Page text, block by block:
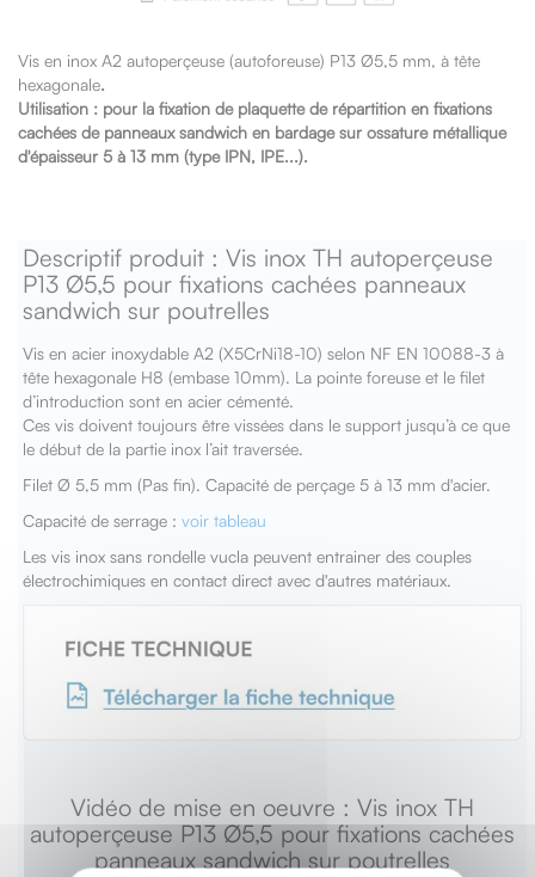
Vis en inox A2 autoperçeuse (autoforeuse) P13 Ø5,5 mm, à tête
hexagonale.
Utilisation : pour la fixation de plaquette de répartition en fixations
cachées de panneaux sandwich en bardage sur ossature métallique
d'épaisseur 5 à 13 mm (type IPN, IPE...).
Descriptif produit : Vis inox TH autoperçeuse
P13 Ø5,5 pour fixations cachées panneaux
sandwich sur poutrelles
Vis en acier inoxydable A2 (X5CrNi18-10) selon NF EN 10088-3 à
tête hexagonale H8 (embase 10mm). La pointe foreuse et le filet
d’introduction sont en acier cémenté.
Ces vis doivent toujours être vissées dans le support jusqu’à ce que
le début de la partie inox l’ait traversée.
Filet Ø 5,5 mm (Pas fin). Capacité de perçage 5 à 13 mm d'acier.
Capacité de serrage :voir tableau
Les vis inox sans rondelle vucla peuvent entrainer des couples
électrochimiques en contact direct avec d'autres matériaux.
Vidéo de mise en oeuvre : Vis inox TH
autoperçeuse P13 Ø5,5 pour fixations cachées
panneaux sandwich sur poutrelles